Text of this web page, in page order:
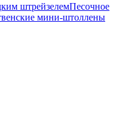
штрейзелемПесочное
мини-штоллены